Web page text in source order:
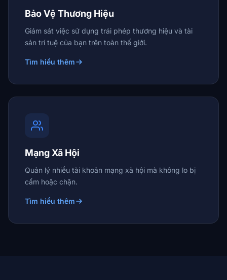
Bảo Vệ Thương Hiệu
Giám sát việc sử dụng trái phép thương hiệu và tài
sản trí tuệ của bạn trên toàn thế giới.
Tìm hiểu thêm
Mạng Xã Hội
Quản lý nhiều tài khoản mạng xã hội mà không lo bị
cấm hoặc chặn.
Tìm hiểu thêm